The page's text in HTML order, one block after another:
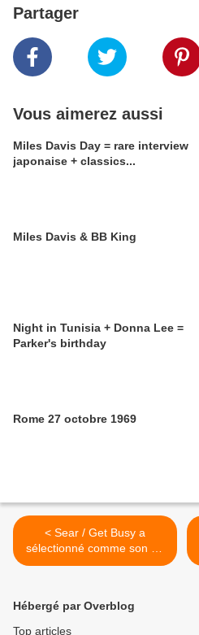
Partager
Vous aimerez aussi
Miles Davis Day = rare interview
japonaise + classics...
Miles Davis & BB King
Night in Tunisia + Donna Lee =
Parker's birthday
Rome 27 octobre 1969
< Sear / Get Busy a
sélectionné comme son du
jour... Semaine
Hébergé par Overblog
Top articles